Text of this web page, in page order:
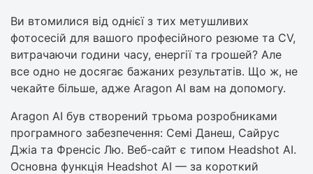
Ви втомилися від однієї з тих метушливих
фотосесій для вашого професійного резюме та CV,
витрачаючи години часу, енергії та грошей? Але
все одно не досягає бажаних результатів. Що ж, не
чекайте більше, адже Aragon AI вам на допомогу.
Aragon AI був створений трьома розробниками
програмного забезпечення: Семі Данеш, Сайрус
Джіа та Френсіс Лю. Веб-сайт є типом Headshot AI.
Основна функція Headshot AI — за короткий